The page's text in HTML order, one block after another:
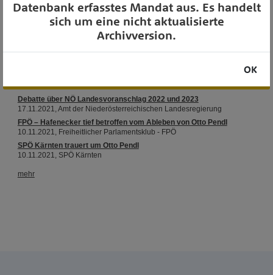
Datenbank erfasstes Mandat aus. Es handelt
sich um eine nicht aktualisierte
Archivversion.
OK